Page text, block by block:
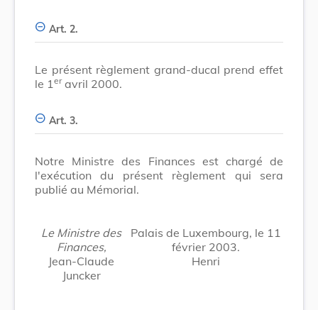
Art. 2.
Le présent règlement grand-ducal prend effet
le 1 eravril 2000.
Art. 3.
Notre Ministre des Finances est chargé de
l'exécution du présent règlement qui sera
publié au Mémorial.
Le Ministre des
Finances,
Jean-Claude
Juncker
Palais de Luxembourg, le 11
février 2003.
Henri